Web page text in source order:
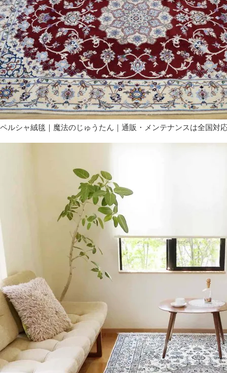
ペルシャ絨毯｜魔法のじゅうたん｜通販・メンテナンスは全国対